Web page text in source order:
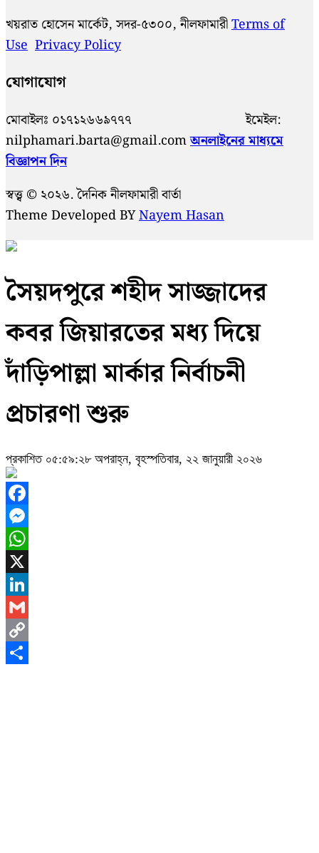
খয়রাত হোসেন মার্কেট, সদর-৫৩০০, নীলফামারীTerms of
Use Privacy Policy
যোগাযোগ
মোবাইলঃ ০১৭১২৬৬৯৭৭৭ ইমেইল:
nilphamari.barta@gmail.comঅনলাইনের মাধ্যমে
বিজ্ঞাপন দিন
স্বত্ত্ব © ২০২৬. দৈনিক নীলফামারী বার্তা
Theme Developed BYNayem Hasan
সৈয়দপুরে শহীদ সাজ্জাদের
কবর জিয়ারতের মধ্য দিয়ে
দাঁড়িপাল্লা মার্কার নির্বাচনী
প্রচারণা শুরু
প্রকাশিত ০৫:৫৯:২৮ অপরাহ্ন, বৃহস্পতিবার, ২২ জানুয়ারী ২০২৬
Facebook
Messenger
WhatsApp
X
LinkedIn
Gmail
Copy